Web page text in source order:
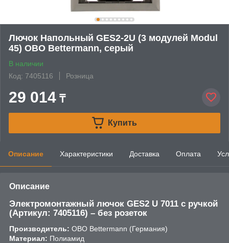
Лючок Напольный GES2-2U (3 модулей Modul
45) OBO Bettermann, серый
В наличии
Код: 7405116
Розница
29 014 ₸
Купить
Описание Характеристики Доставка Оплата
Описание
Электромонтажный лючок GES2 U 7011 с ручкой
(Артикул: 7405116) – без розеток
Производитель: OBO Bettermann (Германия)
Материал: Полиамид